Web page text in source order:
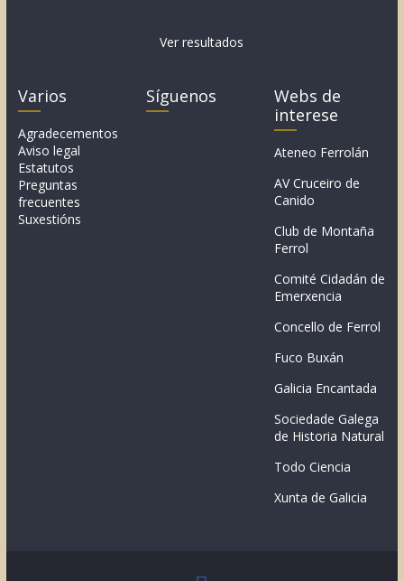
Ver resultados
Varios
Agradecementos
Aviso legal
Estatutos
Preguntas
frecuentes
Suxestións
Síguenos
Webs de
interese
Ateneo Ferrolán
AV Cruceiro de
Canido
Club de Montaña
Ferrol
Comité Cidadán de
Emerxencia
Concello de Ferrol
Fuco Buxán
Galicia Encantada
Sociedade Galega
de Historia Natural
Todo Ciencia
Xunta de Galicia